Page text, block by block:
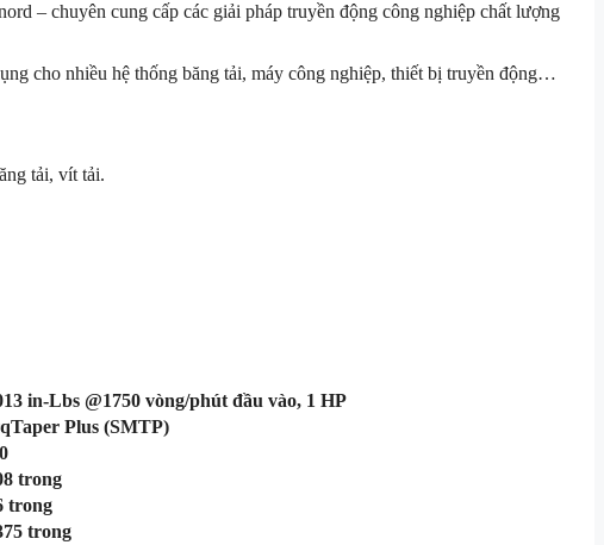
– chuyên cung cấp các giải pháp truyền động công nghiệp chất lượng
cho nhiều hệ thống băng tải, máy công nghiệp, thiết bị truyền động…
tải, vít tải.
in-Lbs @1750 vòng/phút đầu vào, 1 HP
Plus (SMTP)
trong
trong
trong